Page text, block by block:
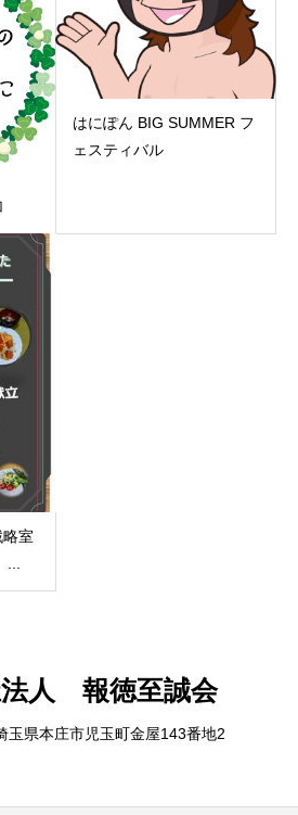
はにぽん BIG SUMMER フ
ェスティバル
室
...
法人 報徳至誠会
県本庄市児玉町金屋143番地2